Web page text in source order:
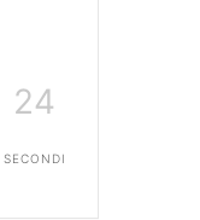
23
SECONDI